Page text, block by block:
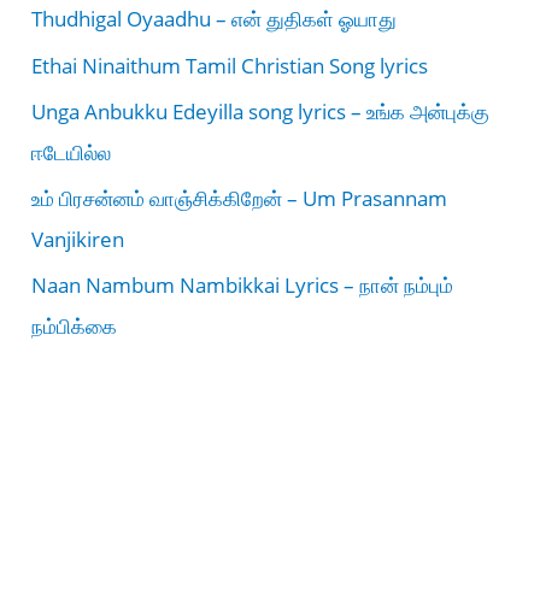
Thudhigal Oyaadhu – என் துதிகள் ஓயாது
Ethai Ninaithum Tamil Christian Song lyrics
Unga Anbukku Edeyilla song lyrics – உங்க அன்புக்கு
ஈடேயில்ல
உம் பிரசன்னம் வாஞ்சிக்கிறேன் – Um Prasannam
Vanjikiren
Naan Nambum Nambikkai Lyrics – நான் நம்பும்
நம்பிக்கை